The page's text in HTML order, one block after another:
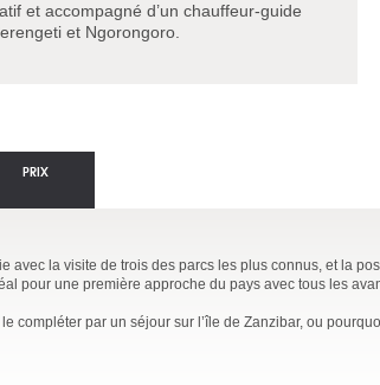
et accompagné d’un chauffeur-guide
et Ngorongoro.
avec la visite de trois des parcs les plus connus, et la
pour une première approche du pays avec tous les
compléter par un séjour sur l’île de Zanzibar, ou
PRIX